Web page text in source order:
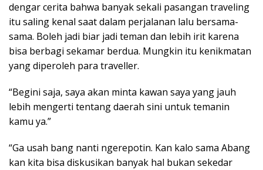
dengar cerita bahwa banyak sekali pasangan traveling
itu saling kenal saat dalam perjalanan lalu bersama-
sama. Boleh jadi biar jadi teman dan lebih irit karena
bisa berbagi sekamar berdua. Mungkin itu kenikmatan
yang diperoleh para traveller.
“Begini saja, saya akan minta kawan saya yang jauh
lebih mengerti tentang daerah sini untuk temanin
kamu ya.”
“Ga usah bang nanti ngerepotin. Kan kalo sama Abang
kan kita bisa diskusikan banyak hal bukan sekedar